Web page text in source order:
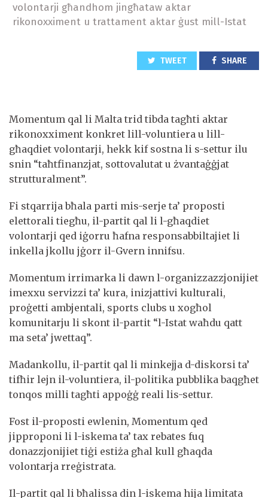
volontarji għandhom jingħataw aktar
rikonoxximent u trattament aktar ġust mill-Istat
TWEET SHARE
Momentum qal li Malta trid tibda tagħti aktar
rikonoxximent konkret lill-voluntiera u lill-
għaqdiet volontarji, hekk kif sostna li s-settur ilu
snin “taħtfinanzjat, sottovalutat u żvantaġġjat
strutturalment”.
Fi stqarrija bħala parti mis-serje ta’ proposti
elettorali tiegħu, il-partit qal li l-għaqdiet
volontarji qed iġorru ħafna responsabbiltajiet li
inkella jkollu jġorr il-Gvern innifsu.
Momentum irrimarka li dawn l-organizzazzjonijiet
imexxu servizzi ta’ kura, inizjattivi kulturali,
proġetti ambjentali, sports clubs u xogħol
komunitarju li skont il-partit “l-Istat waħdu qatt
ma seta’ jwettaq”.
Madankollu, il-partit qal li minkejja d-diskorsi ta’
tifħir lejn il-voluntiera, il-politika pubblika baqgħet
tonqos milli tagħti appoġġ reali lis-settur.
Fost il-proposti ewlenin, Momentum qed
jipproponi li l-iskema ta’ tax rebates fuq
donazzjonijiet tiġi estiża għal kull għaqda
volontarja rreġistrata.
Il-partit qal li bħalissa din l-iskema hija limitata